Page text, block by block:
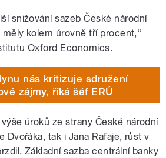
snižování sazeb České národní
měly kolem úrovně tří procent,“
Oxford Economics.
nás kritizuje sdružení
zájmy, říká šéf ERÚ
úroků ze strany České národní
Dvořáka, tak i Jana Rafaje, růst v
Základní sazba centrální banky